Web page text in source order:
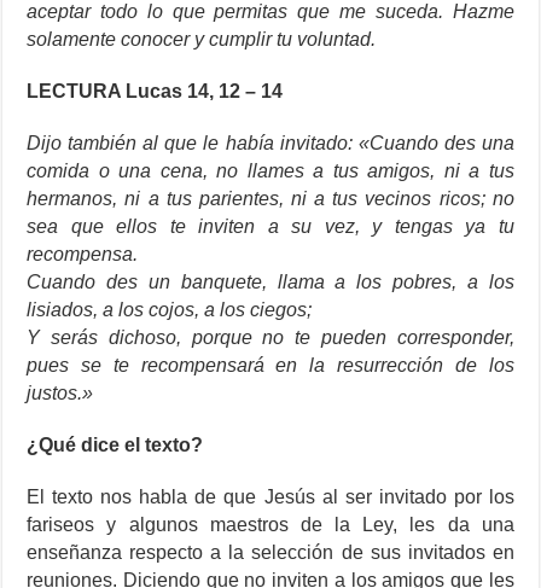
aceptar todo lo que permitas que me suceda. Hazme
solamente conocer y cumplir tu voluntad.
LECTURA Lucas 14, 12 – 14
Dijo también al que le había invitado: «Cuando des una
comida o una cena, no llames a tus amigos, ni a tus
hermanos, ni a tus parientes, ni a tus vecinos ricos; no
sea que ellos te inviten a su vez, y tengas ya tu
recompensa.
Cuando des un banquete, llama a los pobres, a los
lisiados, a los cojos, a los ciegos;
Y serás dichoso, porque no te pueden corresponder,
pues se te recompensará en la resurrección de los
justos.»
¿Qué dice el texto?
El texto nos habla de que Jesús al ser invitado por los
fariseos y algunos maestros de la Ley, les da una
enseñanza respecto a la selección de sus invitados en
reuniones. Diciendo que no inviten a los amigos que les